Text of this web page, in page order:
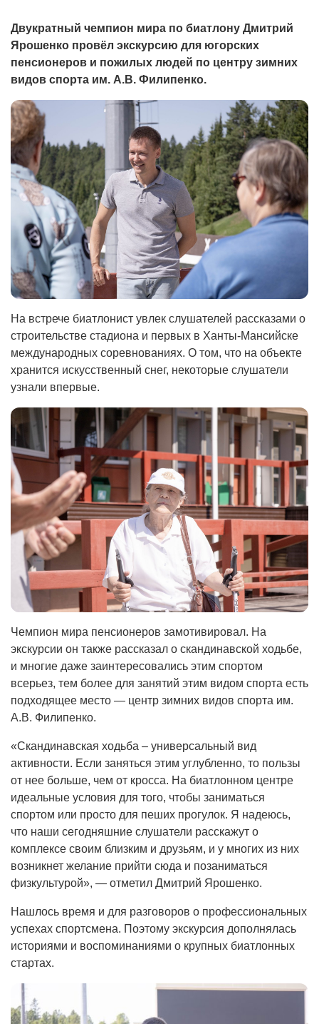
Двукратный чемпион мира по биатлону Дмитрий
Ярошенко провёл экскурсию для югорских
пенсионеров и пожилых людей по центру зимних
видов спорта им. А.В. Филипенко.
На встрече биатлонист увлек слушателей рассказами о
строительстве стадиона и первых в Ханты-Мансийске
международных соревнованиях. О том, что на объекте
хранится искусственный снег, некоторые слушатели
узнали впервые.
Чемпион мира пенсионеров замотивировал. На
экскурсии он также рассказал о скандинавской ходьбе,
и многие даже заинтересовались этим спортом
всерьез, тем более для занятий этим видом спорта есть
подходящее место — центр зимних видов спорта им.
А.В. Филипенко.
«Скандинавская ходьба – универсальный вид
активности. Если заняться этим углубленно, то пользы
от нее больше, чем от кросса. На биатлонном центре
идеальные условия для того, чтобы заниматься
спортом или просто для пеших прогулок. Я надеюсь,
что наши сегодняшние слушатели расскажут о
комплексе своим близким и друзьям, и у многих из них
возникнет желание прийти сюда и позаниматься
физкультурой», — отметил Дмитрий Ярошенко.
Нашлось время и для разговоров о профессиональных
успехах спортсмена. Поэтому экскурсия дополнялась
историями и воспоминаниями о крупных биатлонных
стартах.